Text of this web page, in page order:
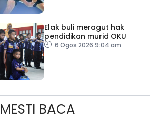
Elak buli meragut hak
pendidikan murid OKU
6 Ogos 2026 9:04 am
MESTI BACA